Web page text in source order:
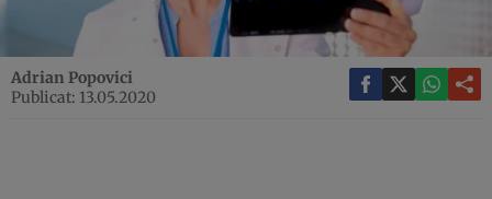
Adrian Popovici
Publicat: 13.05.2020